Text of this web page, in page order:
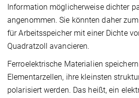
Information möglicherweise dichter
angenommen. Sie könnten daher
für Arbeitsspeicher mit einer Dichte
Quadratzoll avancieren.
Ferroelektrische Materialien
Elementarzellen, ihre kleinsten
polarisiert werden. Das heißt, ein